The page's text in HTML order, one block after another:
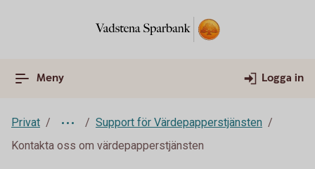
Meny Logga in
Privat
Support för Värdepapperstjänsten
Kontakta oss om värdepapperstjänsten